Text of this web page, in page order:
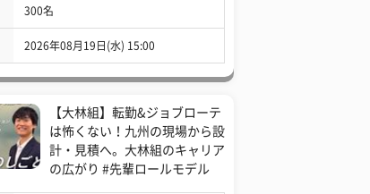
300名
2026年08月19日(水) 15:00
【大林組】転勤&ジョブローテ
は怖くない！九州の現場から設
計・見積へ。大林組のキャリア
の広がり #先輩ロールモデル